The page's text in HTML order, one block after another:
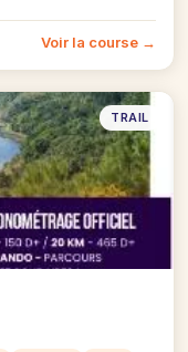
Voir la course →
TRAIL